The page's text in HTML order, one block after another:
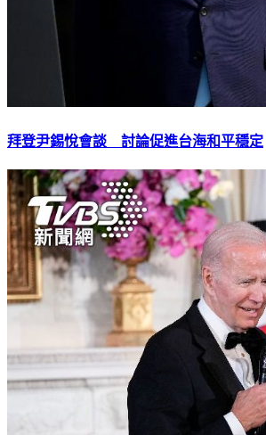
拜登尹錫悅會談 討論促進台海和平穩定